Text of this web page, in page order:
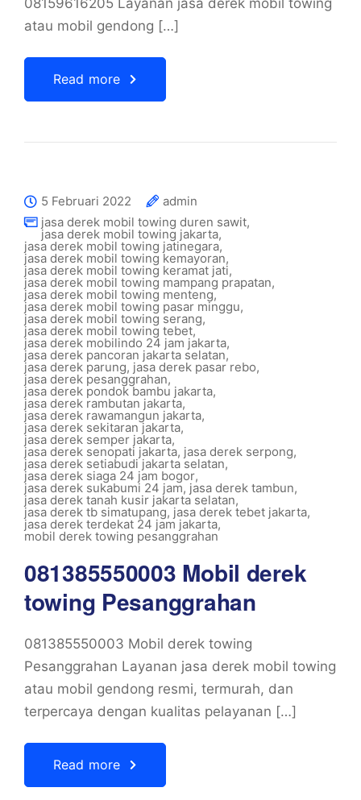
08159616205 Layanan jasa derek mobil towing
atau mobil gendong […]
Read more
5 Februari 2022
admin
jasa derek mobil towing duren sawit,
jasa derek mobil towing jakarta,
jasa derek mobil towing jatinegara,
jasa derek mobil towing kemayoran,
jasa derek mobil towing keramat jati,
jasa derek mobil towing mampang prapatan,
jasa derek mobil towing menteng,
jasa derek mobil towing pasar minggu,
jasa derek mobil towing serang,
jasa derek mobil towing tebet,
jasa derek mobilindo 24 jam jakarta,
jasa derek pancoran jakarta selatan,
jasa derek parung, jasa derek pasar rebo,
jasa derek pesanggrahan,
jasa derek pondok bambu jakarta,
jasa derek rambutan jakarta,
jasa derek rawamangun jakarta,
jasa derek sekitaran jakarta,
jasa derek semper jakarta,
jasa derek senopati jakarta, jasa derek serpong,
jasa derek setiabudi jakarta selatan,
jasa derek siaga 24 jam bogor,
jasa derek sukabumi 24 jam, jasa derek tambun,
jasa derek tanah kusir jakarta selatan,
jasa derek tb simatupang, jasa derek tebet jakarta,
jasa derek terdekat 24 jam jakarta,
mobil derek towing pesanggrahan
081385550003 Mobil derek
towing Pesanggrahan
081385550003 Mobil derek towing
Pesanggrahan Layanan jasa derek mobil towing
atau mobil gendong resmi, termurah, dan
terpercaya dengan kualitas pelayanan […]
Read more